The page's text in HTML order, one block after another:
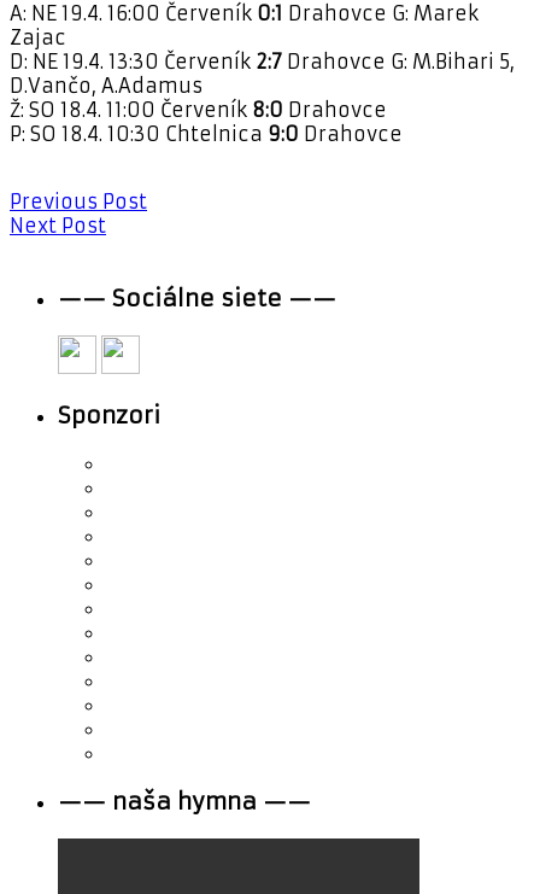
A: NE 19.4. 16:00 Červeník 0:1 Drahovce G: Marek
Zajac
D: NE 19.4. 13:30 Červeník 2:7 Drahovce G: M.Bihari 5,
D.Vančo, A.Adamus
Ž: SO 18.4. 11:00 Červeník 8:0 Drahovce
P: SO 18.4. 10:30 Chtelnica 9:0 Drahovce
Previous Post
Next Post
—— Sociálne siete ——
Sponzori
—— naša hymna ——